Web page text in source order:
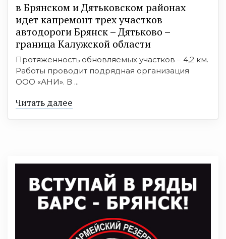
в Брянском и Дятьковском районах
идет капремонт трех участков
автодороги Брянск – Дятьково –
граница Калужской области
Протяженность обновляемых участков – 4,2 км.
Работы проводит подрядная организация
ООО «АНИ». В ...
Читать далее